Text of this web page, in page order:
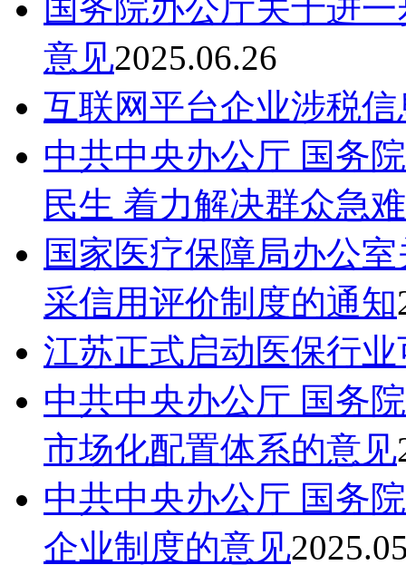
国务院办公厅关于进
意见2025.06.26
互联网平台企业涉税
中共中央办公厅 国务
民生 着力解决群众急
国家医疗保障局办公
采信用评价制度的通知
江苏正式启动医保行
中共中央办公厅 国务
市场化配置体系的意见
中共中央办公厅 国务
企业制度的意见